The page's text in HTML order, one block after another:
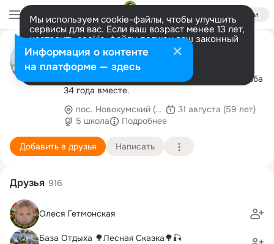
Войти
Мы используем cookie-файлы, чтобы улучшить
сервисы для вас. Если ваш возраст менее 13 лет,
настроить cookie-файлы должен ваш законный
представитель. Больше информации
Разрешить все Настроить
Светлана
Макарова(Бандеровская)
27января у нас с мужем была янтарная свадьба
34 года вместе.
пос. Новокумский (Левокумский район)
31 августа (59 лет)
5 школа
Подробнее
Добавить в друзья Написать
Друзья 916
Олеся Гетмонская
База Отдыха 🌳Лесная Сказка🌳🎣
Информация о контенте
на платформе — здесь